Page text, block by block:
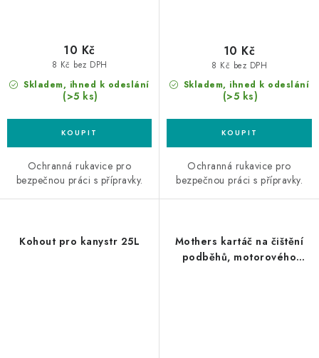
Skladem, ihned k odeslání
(>5 ks)
8 Kč bez DPH
10 Kč
Ochranná rukavice pro
bezpečnou práci s přípravky.
Skladem, ihned k odeslání
(>5 ks)
8 Kč bez DPH
10 Kč
Ochranná rukavice pro
bezpečnou práci s přípravky.
Kohout pro kanystr 25L
Mothers kartáč na čištění
podběhů, motorového